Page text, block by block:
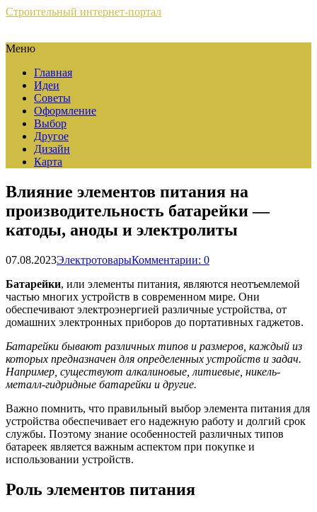
Строительный интернет-портал
Меню
Главная
Идеи
Советы
Оформление
Выбор
Другое
Дизайн
Карта
Влияние элементов питания на
производительность батарейки —
катоды, аноды и электролиты
07.08.2023ЭлектротоварыКомментарии: 0
Батарейки, или элементы питания, являются неотъемлемой
частью многих устройств в современном мире. Они
обеспечивают электроэнергией различные устройства, от
домашних электронных приборов до портативных гаджетов.
Батарейки бывают различных типов и размеров, каждый из
которых предназначен для определенных устройств и задач.
Например, существуют алкалиновые, литиевые, никель-
металл-гидридные батарейки и другие.
Важно помнить, что правильный выбор элемента питания для
устройства обеспечивает его надежную работу и долгий срок
службы. Поэтому знание особенностей различных типов
батареек является важным аспектом при покупке и
использовании устройств.
Роль элементов питания